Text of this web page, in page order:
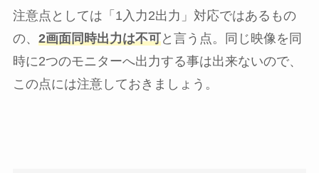
注意点としては「1入力2出力」対応ではあるもの
の、 2画面同時出力は不可と言う点。同じ映像を同
時に2つのモニターへ出力する事は出来ないので、
この点には注意しておきましょう。